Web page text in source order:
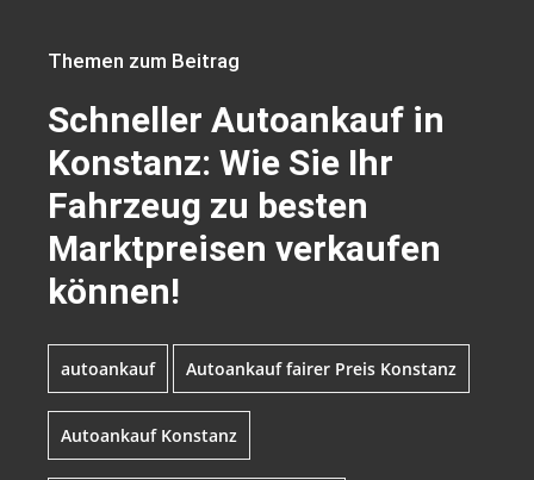
Themen zum Beitrag
Schneller Autoankauf in
Konstanz: Wie Sie Ihr
Fahrzeug zu besten
Marktpreisen verkaufen
können!
autoankauf Autoankauf fairer Preis Konstanz
Autoankauf Konstanz